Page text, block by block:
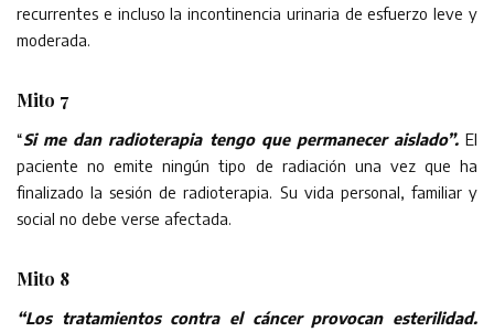
recurrentes e incluso la incontinencia urinaria de esfuerzo leve y
moderada.
Mito 7
“Si me dan radioterapia tengo que permanecer aislado”.El
paciente no emite ningún tipo de radiación una vez que ha
finalizado la sesión de radioterapia. Su vida personal, familiar y
social no debe verse afectada.
Mito 8
“Los tratamientos contra el cáncer provocan esterilidad.